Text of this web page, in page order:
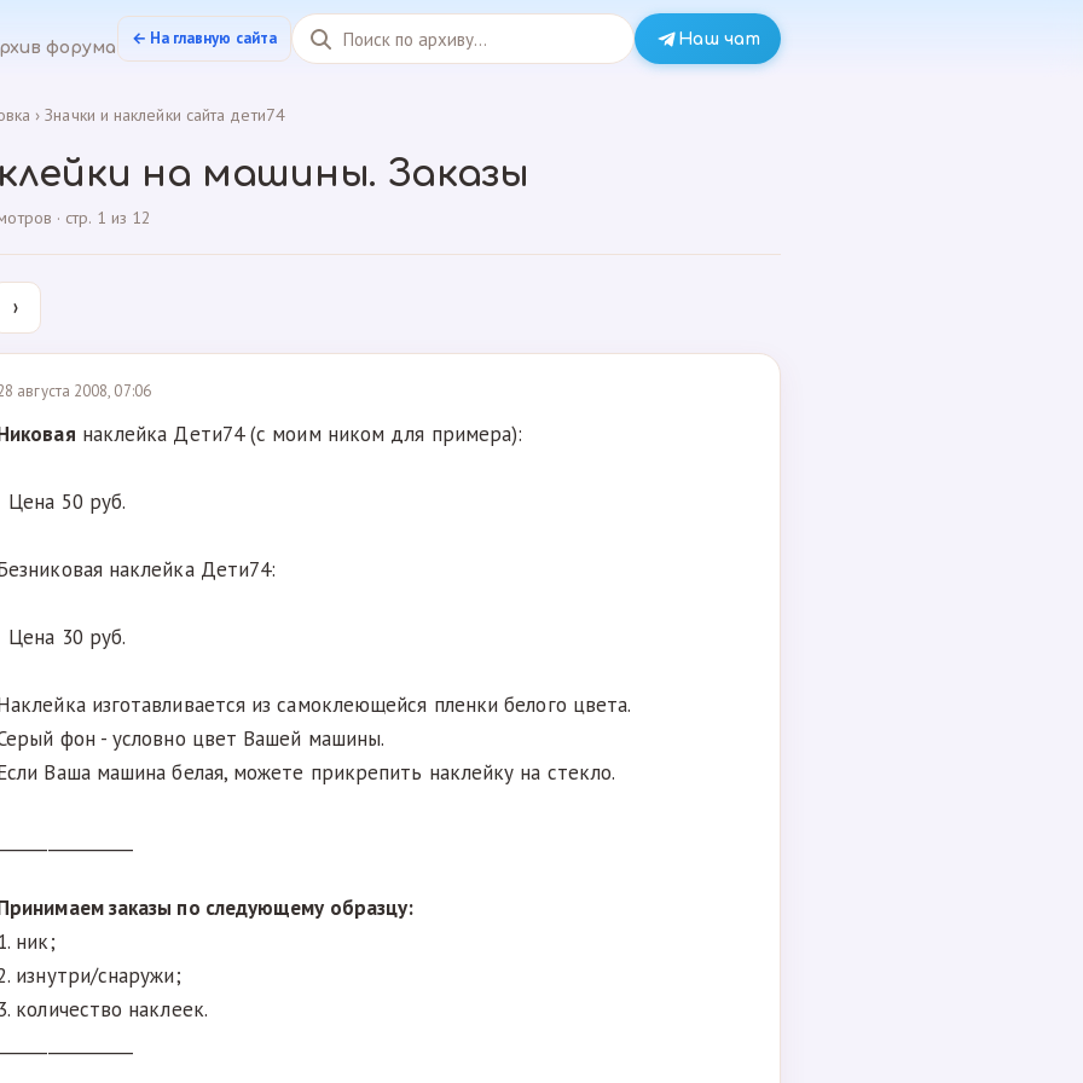
форума ← На главную сайта Наш чат
›Значки и наклейки сайта дети74
на машины. Заказы
· стр. 1 из 12
›
августа 2008, 07:06
наклейка Дети74 (с моим ником для примера):
Цена 50 руб.
наклейка Дети74:
Цена 30 руб.
изготавливается из самоклеющейся пленки белого цвета.
фон - условно цвет Вашей машины.
Ваша машина белая, можете прикрепить наклейку на стекло.
заказы по следующему образцу:
ник;
изнутри/снаружи;
3. количество наклеек.